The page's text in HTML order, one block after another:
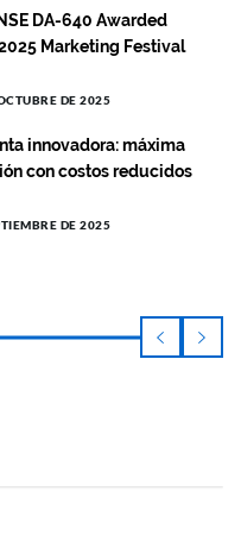
DA-640 Awarded
Marketing Festival
DE 2025
innovadora: máxima
con costos reducidos
DE 2025